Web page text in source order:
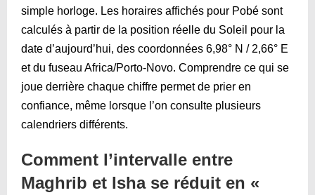
simple horloge. Les horaires affichés pour Pobé sont
calculés à partir de la position réelle du Soleil pour la
date d’aujourd’hui, des coordonnées 6,98° N / 2,66° E
et du fuseau Africa/Porto-Novo. Comprendre ce qui se
joue derrière chaque chiffre permet de prier en
confiance, même lorsque l’on consulte plusieurs
calendriers différents.
Comment l’intervalle entre
Maghrib et Isha se réduit en «